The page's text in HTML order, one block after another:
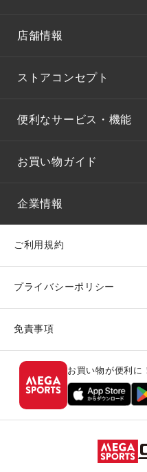
店舗情報
ストアコンセプト
便利なサービス・機能
お買い物ガイド
企業情報
ご利用規約
プライバシーポリシー
免責事項
お買い物が便利に